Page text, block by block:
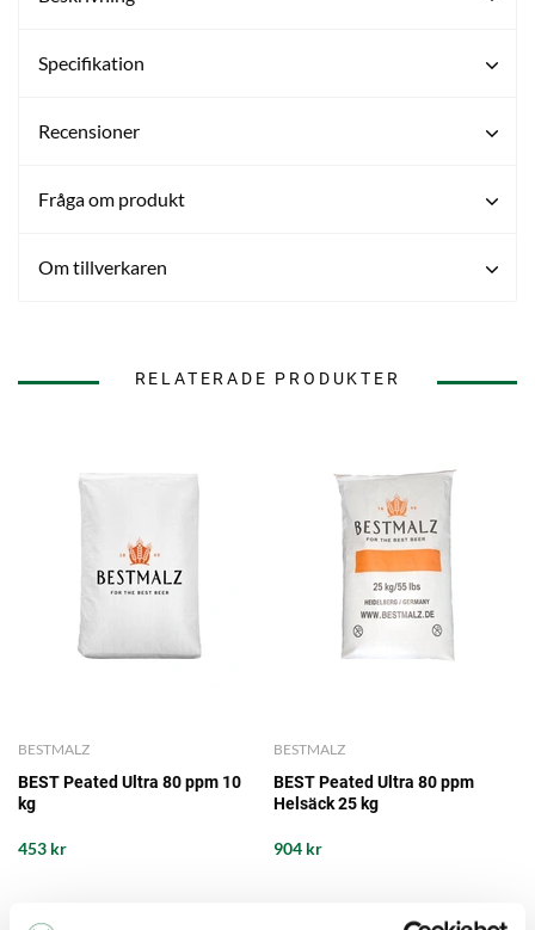
Specifikation
Recensioner
Fråga om produkt
Om tillverkaren
RELATERADE PRODUKTER
BESTMALZ
BEST Peated Ultra 80 ppm 10
kg
453 kr
BESTMALZ
BEST Peated Ultra 80 ppm
Helsäck 25 kg
904 kr